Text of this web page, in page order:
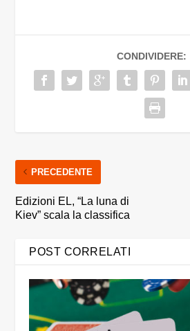
CONDIVIDERE:
PRECEDENTE
Edizioni EL, “La luna di
Kiev” scala la classifica
POST CORRELATI